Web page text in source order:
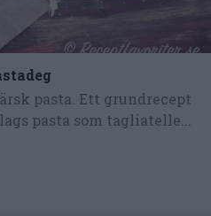
pasta. Ett grundrecept
pasta som tagliatelle...